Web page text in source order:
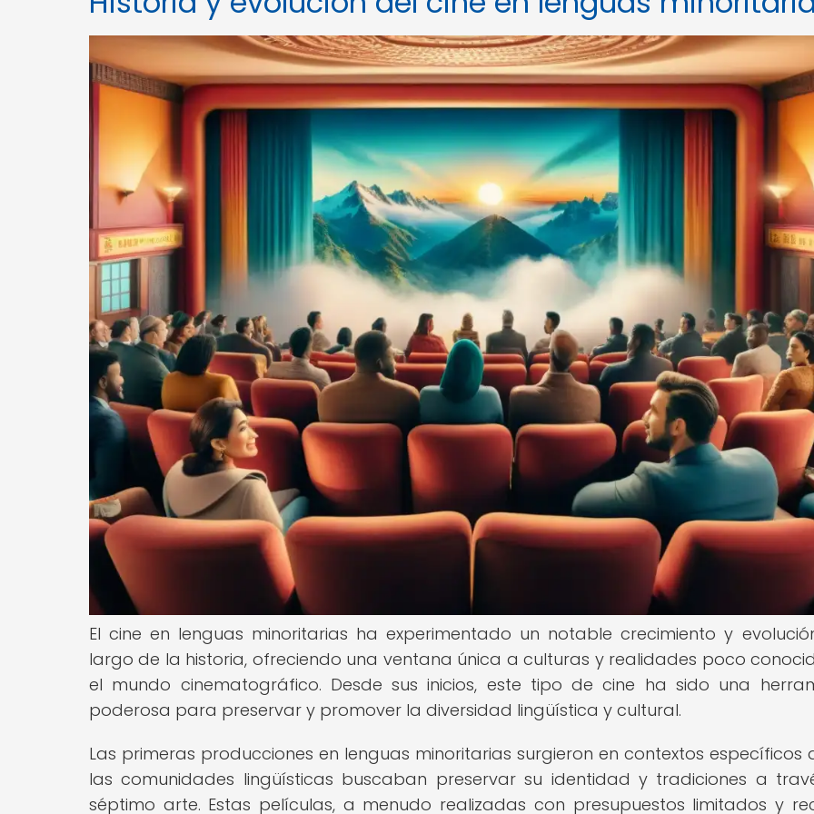
El cine en lenguas minoritarias ha experimentado un notable crecimiento y
largo de la historia, ofreciendo una ventana única a culturas y realidades poco
el mundo cinematográfico. Desde sus inicios, este tipo de cine ha sido una
poderosa para preservar y promover la diversidad lingüística y cultural.
Las primeras producciones en lenguas minoritarias surgieron en contextos específicos
las comunidades lingüísticas buscaban preservar su identidad y tradiciones a
séptimo arte. Estas películas, a menudo realizadas con presupuestos limitados y